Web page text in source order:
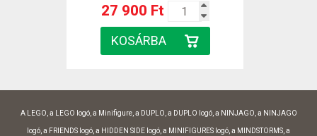
27 900 Ft
A LEGO, a LEGO logó, a Minifigure, a DUPLO, a DUPLO logó, a NINJAGO, a NINJAGO
logó, a FRIENDS logó, a HIDDEN SIDE logó, a MINIFIGURES logó, a MINDSTORMS, a